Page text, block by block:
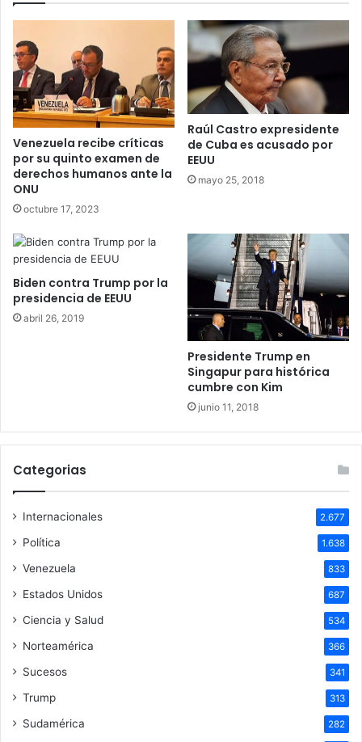
Venezuela recibe críticas
por su quinto examen de
derechos humanos ante la
ONU
octubre 17, 2023
Raúl Castro expresidente
de Cuba es acusado por
EEUU
mayo 25, 2018
Biden contra Trump por la
presidencia de EEUU
abril 26, 2019
Presidente Trump en
Singapur para histórica
cumbre con Kim
junio 11, 2018
Categorias
Internacionales 2.677
Política 1.638
Venezuela 833
Estados Unidos 687
Ciencia y Salud 534
Norteamérica 366
Sucesos 341
Trump 313
Sudamérica 282